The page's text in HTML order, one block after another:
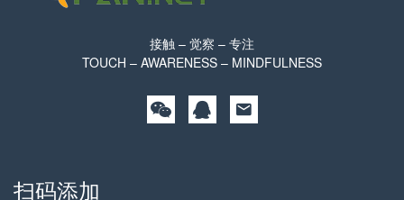
接触 – 觉察 – 专注
TOUCH – AWARENESS – MINDFULNESS
扫码添加